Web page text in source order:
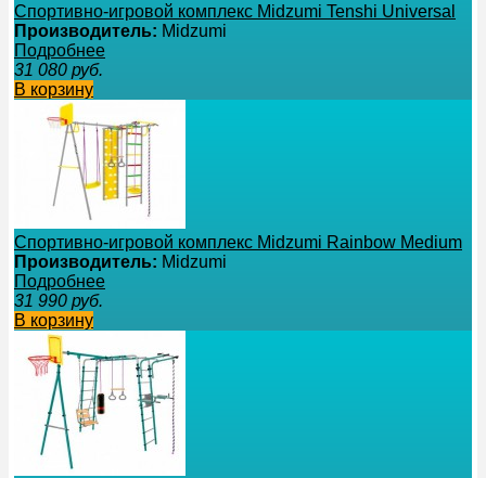
Спортивно-игровой комплекс Midzumi Tenshi Universal
Производитель: Midzumi
Подробнее
31 080 руб.
В корзину
Спортивно-игровой комплекс Midzumi Rainbow Medium
Производитель: Midzumi
Подробнее
31 990 руб.
В корзину